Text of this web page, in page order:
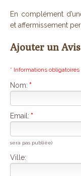
En complément
et affermissement
Ajouter un Avis
* Informations obligatoires
Nom: *
Email: *
sera pas publiée)
Ville: